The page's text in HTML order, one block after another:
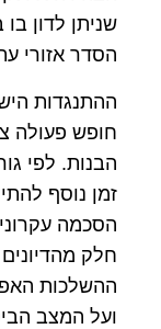
שניתן לדון
הסדר אזורי
ההתנגדות
חופש פעולה
הבנות. לפי
זמן נוסף
הסכמה
חלק
ההשלכות
ועל המצב